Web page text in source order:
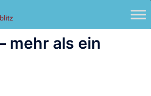
mehr als ein